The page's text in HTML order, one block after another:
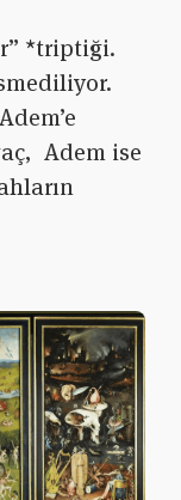
*triptiği.
Adem ise